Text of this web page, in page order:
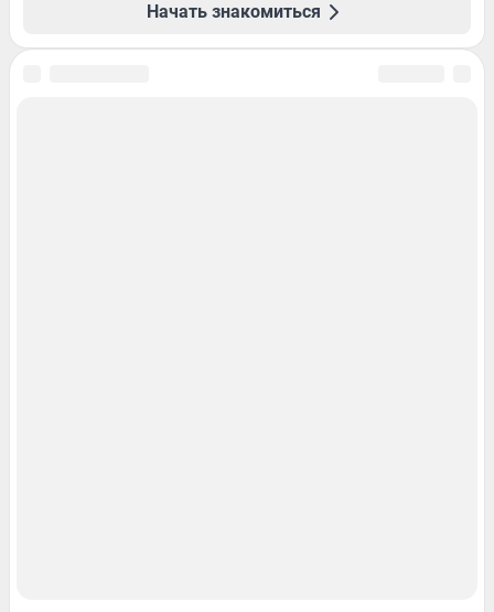
Начать знакомиться